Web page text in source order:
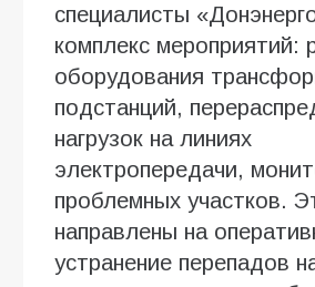
специалисты
комплекс мероприятий:
оборудования
подстанций,
нагрузок на линиях
электропередачи,
проблемных участков.
направлены на
устранение перепадов